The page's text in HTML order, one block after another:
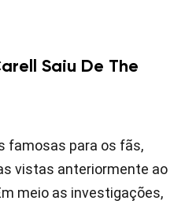
Saiu De The
famosas para os fãs,
vistas anteriormente ao
meio as investigações,